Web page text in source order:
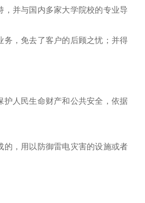
并与国内多家大学院校的专业导
务，免去了客户的后顾之忧；并得
人民生命财产和公共安全，依据
的，用以防御雷电灾害的设施或者